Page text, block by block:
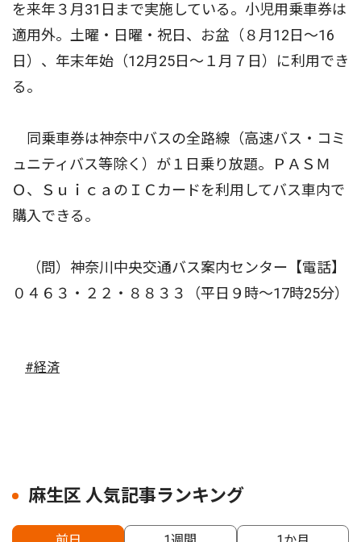
を来年３月31日まで実施している。小児用乗車券は
適用外。土曜・日曜・祝日、お盆（８月12日〜16
日）、年末年始（12月25日〜１月７日）に利用でき
る。
同乗車券は神奈中バスの全路線（高速バス・コミ
ュニティバス等除く）が１日乗り放題。ＰＡＳＭ
Ｏ、ＳｕｉｃａのＩＣカードを利用してバス車内で
購入できる。
（問）神奈川中央交通バス案内センター【電話】
０４６３・２２・８８３３（平日９時〜17時25分）
#経済
麻生区 人気記事ランキング